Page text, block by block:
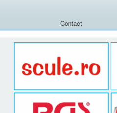
Contact